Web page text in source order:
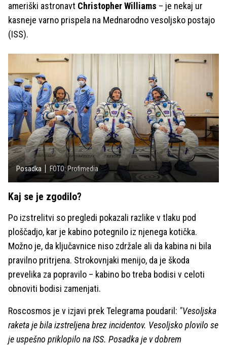
ameriški astronavt Christopher Williams – je nekaj ur
kasneje varno prispela na Mednarodno vesoljsko postajo
(ISS).
Posadka FOTO: Profimedia
Kaj se je zgodilo?
Po izstrelitvi so pregledi pokazali razlike v tlaku pod
ploščadjo, kar je kabino potegnilo iz njenega kotička.
Možno je, da ključavnice niso zdržale ali da kabina ni bila
pravilno pritrjena. Strokovnjaki menijo, da je škoda
prevelika za popravilo – kabino bo treba bodisi v celoti
obnoviti bodisi zamenjati.
Roscosmos je v izjavi prek Telegrama poudaril: "Vesoljska
raketa je bila izstreljena brez incidentov. Vesoljsko plovilo se
je uspešno priklopilo na ISS. Posadka je v dobrem